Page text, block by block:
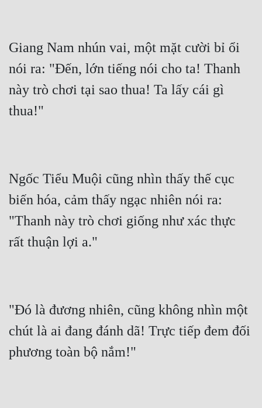
Giang Nam nhún vai, một mặt cười bỉ ổi
nói ra: "Đến, lớn tiếng nói cho ta! Thanh
này trò chơi tại sao thua! Ta lấy cái gì
thua!"
Ngốc Tiểu Muội cũng nhìn thấy thế cục
biến hóa, cảm thấy ngạc nhiên nói ra:
"Thanh này trò chơi giống như xác thực
rất thuận lợi a."
"Đó là đương nhiên, cũng không nhìn một
chút là ai đang đánh dã! Trực tiếp đem đối
phương toàn bộ nắm!"